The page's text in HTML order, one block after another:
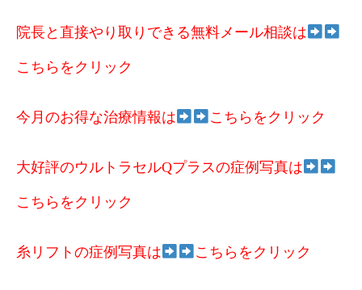
院長と直接やり取りできる無料メール相談は
こちらをクリック
今月のお得な治療情報は こちらをクリック
大好評のウルトラセルQプラスの症例写真は
こちらをクリック
糸リフトの症例写真は こちらをクリック